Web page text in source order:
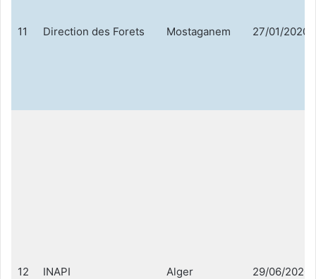
11 Direction des Forets Mostaganem 27/01/2020
12 INAPI Alger 29/06/2020